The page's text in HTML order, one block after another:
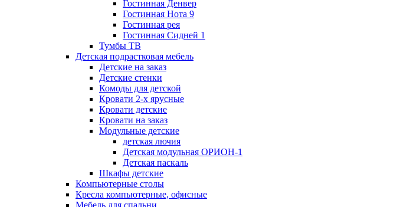
Гостинная Денвер
Гостинная Нота 9
Гостинная рея
Гостинная Сидней 1
Тумбы ТВ
Детская подрастковая мебель
Детские на заказ
Детские стенки
Комоды для детской
Кровати 2-х ярусные
Кровати детские
Кровати на заказ
Модульные детские
детская лючия
Детская модульная ОРИОН-1
Детская паскаль
Шкафы детские
Компьютерные столы
Кресла компьютерные, офисные